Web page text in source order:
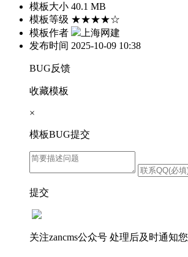
模板大小 40.1 MB
模板等级 ★★★★☆
模板作者
上海网建
发布时间 2025-10-09 10:38
BUG反馈
收藏模板
×
模板BUG提交
提交
关注zancms公众号 处理后及时通知您